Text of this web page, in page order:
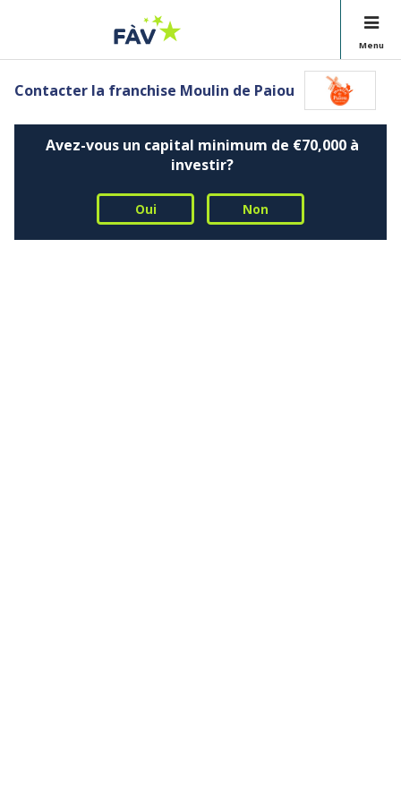
Menu
Contacter la franchise Moulin de Paiou
Avez-vous un capital minimum de €70,000 à
investir?
Oui Non